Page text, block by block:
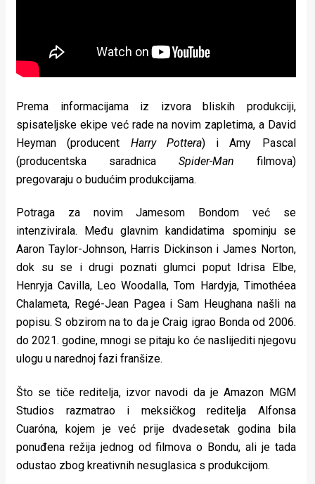
Prema informacijama iz izvora bliskih produkciji,
spisateljske ekipe već rade na novim zapletima, a David
Heyman (producent Harry Pottera) i Amy Pascal
(producentska saradnica Spider-Man filmova)
pregovaraju o budućim produkcijama.
Potraga za novim Jamesom Bondom već se
intenzivirala. Među glavnim kandidatima spominju se
Aaron Taylor-Johnson, Harris Dickinson i James Norton,
dok su se i drugi poznati glumci poput Idrisa Elbe,
Henryja Cavilla, Leo Woodalla, Tom Hardyja, Timothéea
Chalameta, Regé-Jean Pagea i Sam Heughana našli na
popisu. S obzirom na to da je Craig igrao Bonda od 2006.
do 2021. godine, mnogi se pitaju ko će naslijediti njegovu
ulogu u narednoj fazi franšize.
Što se tiče reditelja, izvor navodi da je Amazon MGM
Studios razmatrao i meksičkog reditelja Alfonsa
Cuaróna, kojem je već prije dvadesetak godina bila
ponuđena režija jednog od filmova o Bondu, ali je tada
odustao zbog kreativnih nesuglasica s produkcijom.